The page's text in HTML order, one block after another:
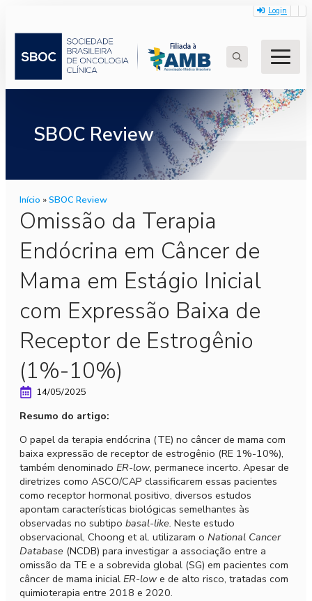
Login
for:
SBOC Review
Início »SBOC Review
Omissão da Terapia
Endócrina em Câncer de
Mama em Estágio Inicial
com Expressão Baixa de
Receptor de Estrogênio
(1%-10%)
14/05/2025
Resumo do artigo:
O papel da terapia endócrina (TE) no câncer de mama com
baixa expressão de receptor de estrogênio (RE 1%-10%),
também denominado ER-low, permanece incerto. Apesar de
diretrizes como ASCO/CAP classificarem essas pacientes
como receptor hormonal positivo, diversos estudos
apontam características biológicas semelhantes às
observadas no subtipo basal-like. Neste estudo
observacional, Choong et al. utilizaram o National Cancer
Database (NCDB) para investigar a associação entre a
omissão da TE e a sobrevida global (SG) em pacientes com
câncer de mama inicial ER-low e de alto risco, tratadas com
quimioterapia entre 2018 e 2020.